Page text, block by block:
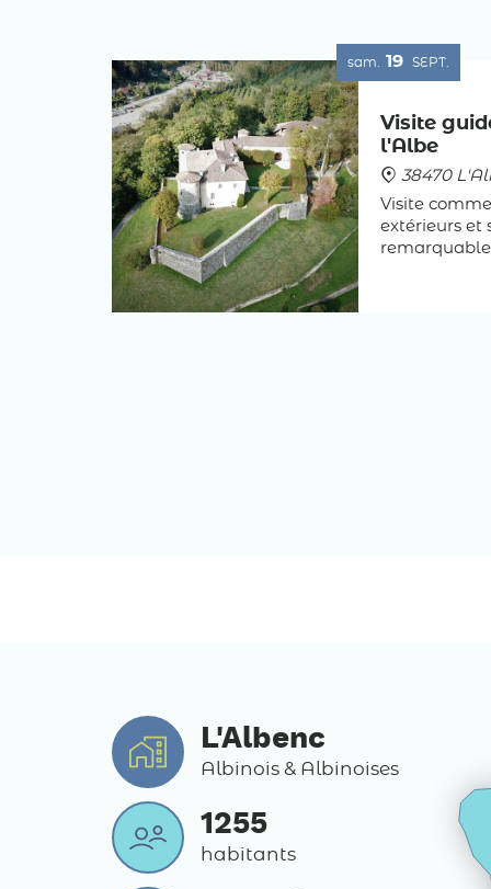
sam. 19 SEPT.
Visite
l'Albe
38470
Visite
extérieurs et
L'Albenc
Albinois & Albinoises
1255
habitants